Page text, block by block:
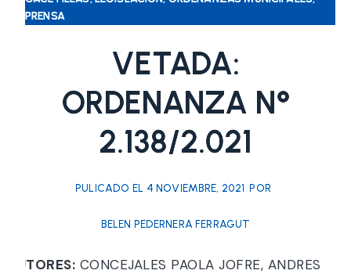
PRENSA
VETADA:
ORDENANZA N°
2.138/2.021
PULICADO EL 4 NOVIEMBRE, 2021 POR
BELEN PEDERNERA FERRAGUT
AUTORES: CONCEJALES PAOLA JOFRE, ANDRES